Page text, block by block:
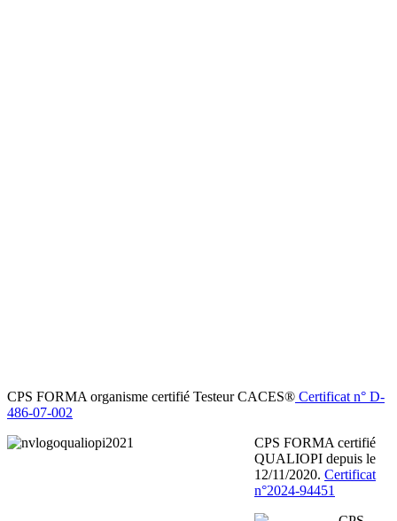
CPS FORMA organisme certifié Testeur CACES® Certificat n° D-
486-07-002
CPS FORMA certifié
QUALIOPI depuis le
12/11/2020. Certificat
n°2024-94451